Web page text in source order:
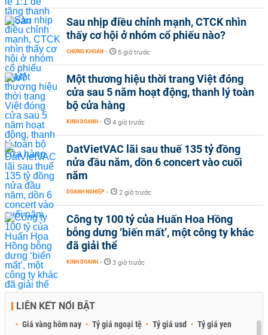
Sau nhịp điều chỉnh mạnh, CTCK nhìn
thấy cơ hội ở nhóm cổ phiếu nào?
CHỨNG KHOÁN - 5 giờ trước
Một thương hiệu thời trang Việt đóng
cửa sau 5 năm hoạt động, thanh lý toàn
bộ cửa hàng
KINH DOANH - 4 giờ trước
DatVietVAC lãi sau thuế 135 tỷ đồng
nửa đầu năm, dồn 6 concert vào cuối
năm
DOANH NGHIỆP - 2 giờ trước
Công ty 100 tỷ của Huấn Hoa Hồng
bỗng dưng ‘biến mất’, một công ty khác
đã giải thể
KINH DOANH - 3 giờ trước
LIÊN KẾT NỔI BẬT
Giá vàng hôm nay Tỷ giá ngoại tệ Tỷ giá usd Tỷ giá yen